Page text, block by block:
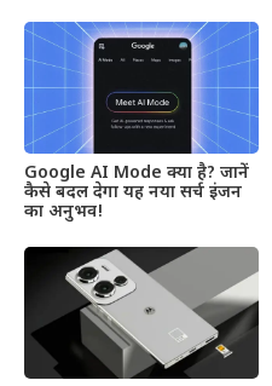
Google AI Mode क्या है? जानें
कैसे बदल देगा यह नया सर्च इंजन
का अनुभव!